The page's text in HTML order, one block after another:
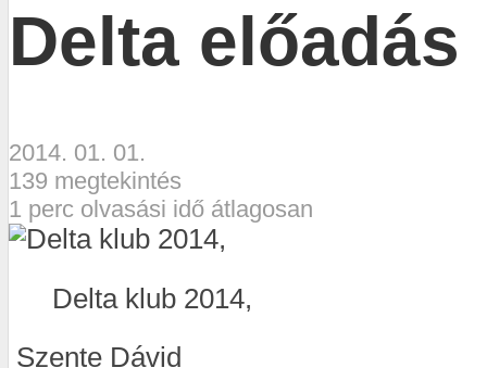
Delta előadás
2014. 01. 01.
139 megtekintés
1 perc olvasási idő átlagosan
Delta klub 2014,
Szente Dávid